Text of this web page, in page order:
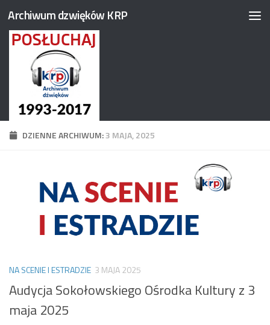
Przejdź do treści
Archiwum dzwięków KRP
DZIENNE ARCHIWUM:3 MAJA, 2025
NA SCENIE I ESTRADZIE 3 MAJA 2025
Audycja Sokołowskiego Ośrodka Kultury z 3
maja 2025